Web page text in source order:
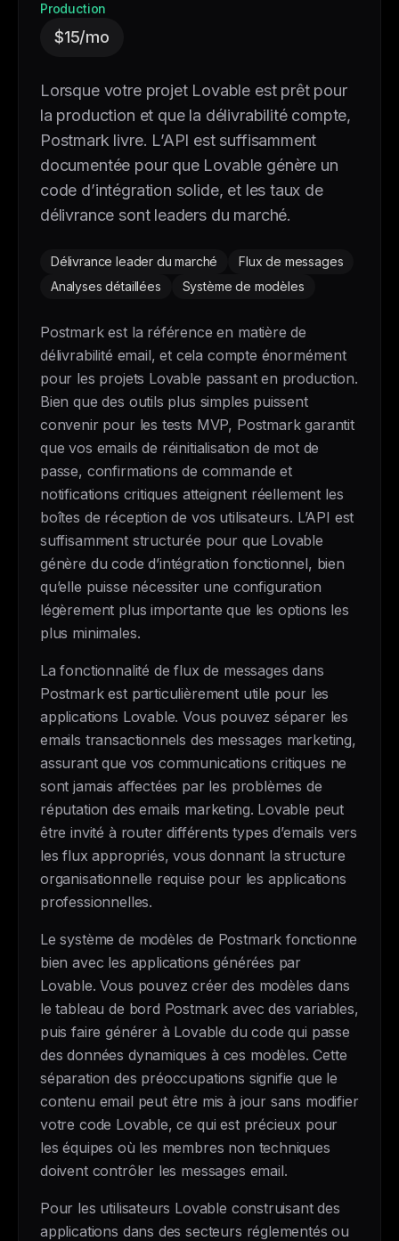
Production
$15/mo
Lorsque votre projet Lovable est prêt pour
la production et que la délivrabilité compte,
Postmark livre. L’API est suffisamment
documentée pour que Lovable génère un
code d’intégration solide, et les taux de
délivrance sont leaders du marché.
Délivrance leader du marché
Flux de messages
Analyses détaillées
Système de modèles
Postmark est la référence en matière de
délivrabilité email, et cela compte énormément
pour les projets Lovable passant en production.
Bien que des outils plus simples puissent
convenir pour les tests MVP, Postmark garantit
que vos emails de réinitialisation de mot de
passe, confirmations de commande et
notifications critiques atteignent réellement les
boîtes de réception de vos utilisateurs. L’API est
suffisamment structurée pour que Lovable
génère du code d’intégration fonctionnel, bien
qu’elle puisse nécessiter une configuration
légèrement plus importante que les options les
plus minimales.
La fonctionnalité de flux de messages dans
Postmark est particulièrement utile pour les
applications Lovable. Vous pouvez séparer les
emails transactionnels des messages marketing,
assurant que vos communications critiques ne
sont jamais affectées par les problèmes de
réputation des emails marketing. Lovable peut
être invité à router différents types d’emails vers
les flux appropriés, vous donnant la structure
organisationnelle requise pour les applications
professionnelles.
Le système de modèles de Postmark fonctionne
bien avec les applications générées par
Lovable. Vous pouvez créer des modèles dans
le tableau de bord Postmark avec des variables,
puis faire générer à Lovable du code qui passe
des données dynamiques à ces modèles. Cette
séparation des préoccupations signifie que le
contenu email peut être mis à jour sans modifier
votre code Lovable, ce qui est précieux pour
les équipes où les membres non techniques
doivent contrôler les messages email.
Pour les utilisateurs Lovable construisant des
applications dans des secteurs réglementés ou